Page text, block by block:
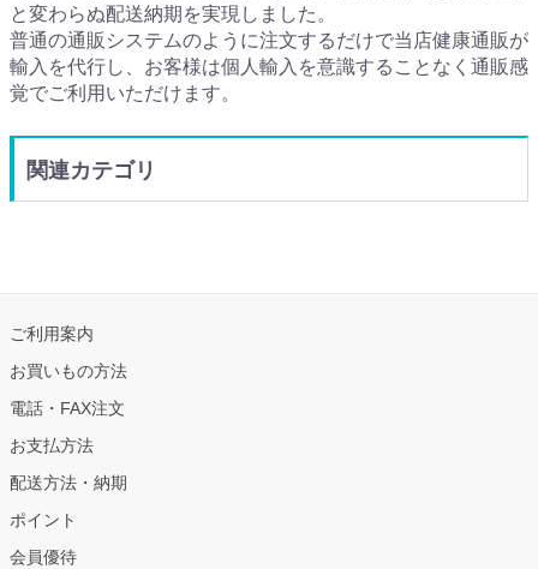
と変わらぬ配送納期を実現しました。
普通の通販システムのように注文するだけで当店健康通販が
輸入を代行し、お客様は個人輸入を意識することなく通販感
覚でご利用いただけます。
関連カテゴリ
ご利用案内
お買いもの方法
電話・FAX注文
お支払方法
配送方法・納期
ポイント
会員優待